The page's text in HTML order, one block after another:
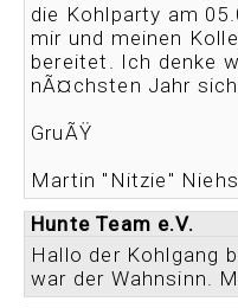
die Kohlparty am
mir und meinen
bereitet. Ich denke
nÃ¤chsten Jahr
GruÃŸ
Martin "Nitzie"
Hunte Team e.V.
Hallo der Kohlgang
war der Wahnsinn.